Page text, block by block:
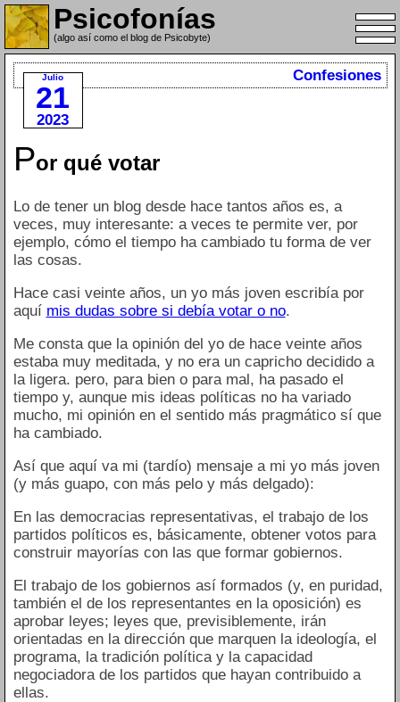
Psicofonías
(algo así como el blog de Psicobyte)
Julio
21
2023
Confesiones
Por qué votar
Lo de tener un blog desde hace tantos años es, a
veces, muy interesante: a veces te permite ver, por
ejemplo, cómo el tiempo ha cambiado tu forma de ver
las cosas.
Hace casi veinte años, un yo más joven escribía por
aquí mis dudas sobre si debía votar o no.
Me consta que la opinión del yo de hace veinte años
estaba muy meditada, y no era un capricho decidido a
la ligera. pero, para bien o para mal, ha pasado el
tiempo y, aunque mis ideas políticas no ha variado
mucho, mi opinión en el sentido más pragmático sí que
ha cambiado.
Así que aquí va mi (tardío) mensaje a mi yo más joven
(y más guapo, con más pelo y más delgado):
En las democracias representativas, el trabajo de los
partidos políticos es, básicamente, obtener votos para
construir mayorías con las que formar gobiernos.
El trabajo de los gobiernos así formados (y, en puridad,
también el de los representantes en la oposición) es
aprobar leyes; leyes que, previsiblemente, irán
orientadas en la dirección que marquen la ideología, el
programa, la tradición política y la capacidad
negociadora de los partidos que hayan contribuido a
ellas.